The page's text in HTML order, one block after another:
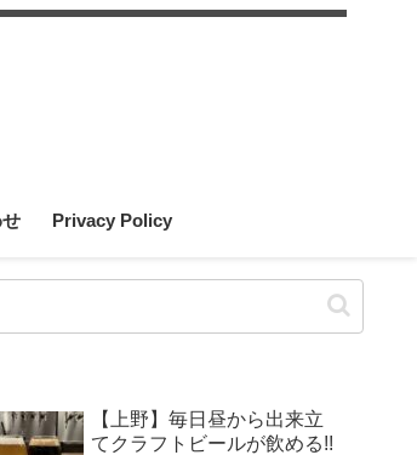
Privacy Policy
【上野】毎日昼から出来立
てクラフトビールが飲める!!